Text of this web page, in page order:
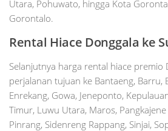
Utara, Pohuwato, hingga Kota
Gorontalo.
Rental Hiace Donggala ke
Selanjutnya harga rental hiace
perjalanan tujuan ke Bantaeng, Barru,
Enrekang, Gowa, Jeneponto,
Timur, Luwu Utara, Maros,
Pinrang, Sidenreng Rappang, Sinjai,